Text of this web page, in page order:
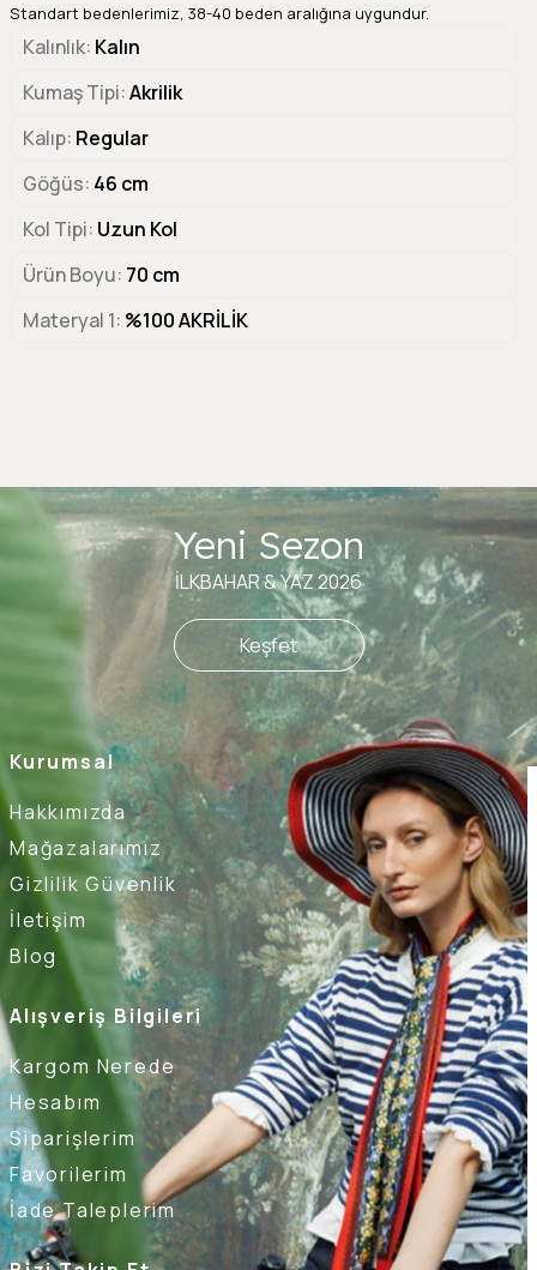
Standart bedenlerimiz, 38-40 beden aralığına uygundur.
Kalınlık Kalın
Kumaş Tipi Akrilik
Kalıp Regular
Göğüs 46 cm
Kol Tipi Uzun Kol
Ürün Boyu 70 cm
Materyal 1 %100 AKRİLİK
Kurumsal
Hakkımızda
Mağazalarımız
Gizlilik Güvenlik
İletişim
Blog
Alışveriş Bilgileri
Kargom Nerede
Hesabım
Siparişlerim
Favorilerim
İade Taleplerim
Yeni Sezon
İLKBAHAR & YAZ 2026
Keşfet